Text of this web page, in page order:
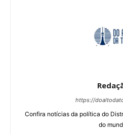
https://
Confira notícias da política do
do